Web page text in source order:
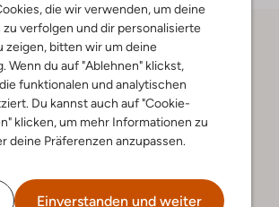
die wir verwenden, um deine
zu verfolgen und dir personalisierte
zeigen, bitten wir um deine
Wenn du auf "Ablehnen" klickst,
funktionalen und analytischen
Du kannst auch auf "Cookie-
klicken, um mehr Informationen zu
deine Präferenzen anzupassen.
Einverstanden und weiter